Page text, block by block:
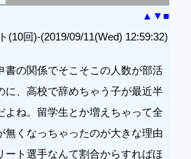
▲ ▼■
(10回)-(2019/09/11(Wed) 12:59:32)
書の関係でそこそこの人数が部活
に、高校で辞めちゃう子が最近半
よね。留学生とか増えちゃって全
無くなっちゃったのが大きな理由
ート選手なんて割合からすればほ